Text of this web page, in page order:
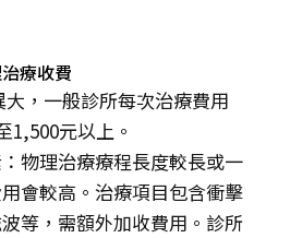
療收費
，一般診所每次治療費用
1,500元以上。
物理治療療程長度較長或一
會較高。治療項目包含衝擊
等，需額外加收費用。診所